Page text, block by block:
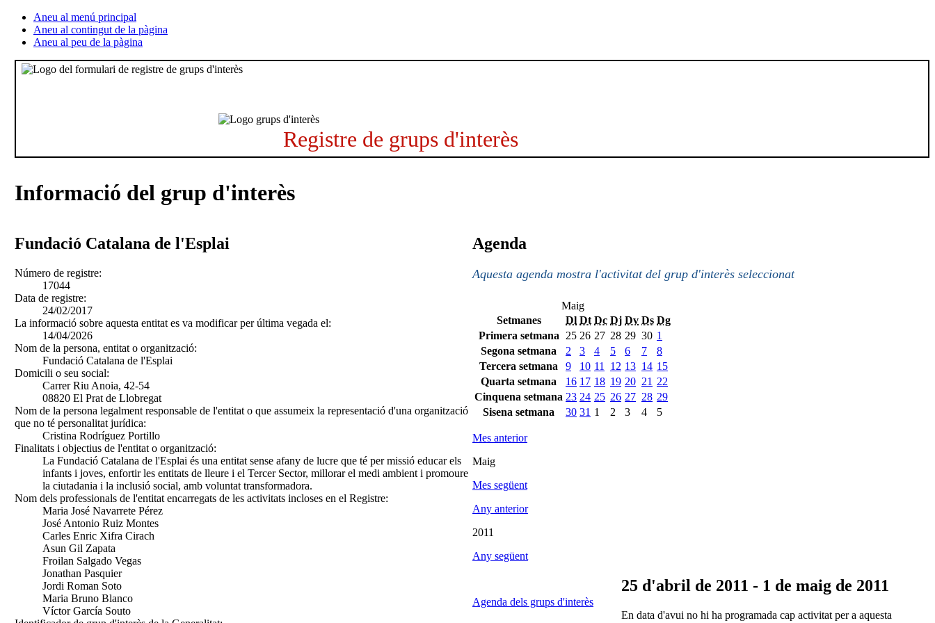
Aneu al menú principal
Aneu al contingut de la pàgina
Aneu al peu de la pàgina
Registre de grups d'interès
Informació del grup d'interès
Fundació Catalana de l'Esplai
Número de registre:
17044
Data de registre:
24/02/2017
La informació sobre aquesta entitat es va modificar per última vegada el:
14/04/2026
Nom de la persona, entitat o organització:
Fundació Catalana de l'Esplai
Domicili o seu social:
Carrer Riu Anoia, 42-54
08820 El Prat de Llobregat
Nom de la persona legalment responsable de l'entitat o que assumeix la representació d'una organització
que no té personalitat jurídica:
Cristina Rodríguez Portillo
Finalitats i objectius de l'entitat o organització:
La Fundació Catalana de l'Esplai és una entitat sense afany de lucre que té per missió educar els
infants i joves, enfortir les entitats de lleure i el Tercer Sector, millorar el medi ambient i promoure
la ciutadania i la inclusió social, amb voluntat transformadora.
Nom dels professionals de l'entitat encarregats de les activitats incloses en el Registre:
Maria José Navarrete Pérez
José Antonio Ruiz Montes
Carles Enric Xifra Cirach
Asun Gil Zapata
Froilan Salgado Vegas
Jonathan Pasquier
Jordi Roman Soto
Maria Bruno Blanco
Víctor García Souto
Agenda
Aquesta agenda mostra l'activitat del grup d'interès seleccionat
Maig
Setmanes
Dl Dt Dc Dj Dv Ds Dg
Primera setmana
25 26 27 28 29 30 1
Segona setmana
2 3 4 5 6 7
8
Tercera setmana
9 10 11 12 13 14 15
Quarta setmana
16 17 18 19 20 21 22
Cinquena setmana 23 24 25 26 27 28 29
Sisena setmana
30 31 1 2 3 4 5
Mes anterior
Maig
Mes següent
Any anterior
2011
Any següent
Agenda dels grups d'interès
25 d'abril de 2011 - 1 de maig de 2011
En data d'avui no hi ha programada cap activitat per a aquesta